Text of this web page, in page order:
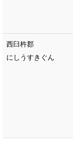
西臼杵郡
にしうすきぐん